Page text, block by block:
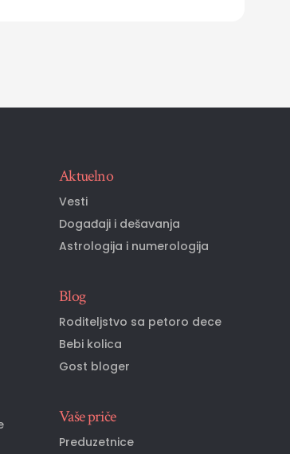
Aktuelno
Vesti
Događaji i dešavanja
Astrologija i numerologija
Blog
Roditeljstvo sa petoro dece
Bebi kolica
Gost bloger
Vaše priče
Preduzetnice